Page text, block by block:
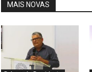
MAIS NOVAS